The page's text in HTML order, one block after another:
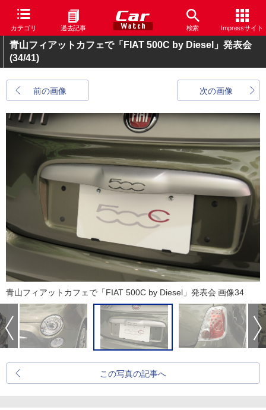
カテゴリ 過去記事 検索 Impressサイト
青山フィアットカフェで「FIAT 500C by Diesel」発表会
(34/41)
前の画像 次の画像
青山フィアットカフェで「FIAT 500C by Diesel」発表会 画像34
この写真の記事へ